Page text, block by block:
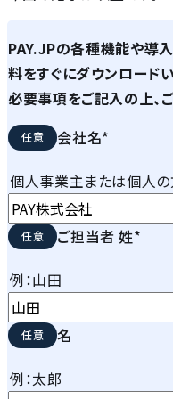
PAY.JPの各種機能や導
料をすぐにダウンロード
必要事項をご記入の上、
会社名*
個人事業主または個人の
ご担当者 姓*
例：山田
名
例：太郎